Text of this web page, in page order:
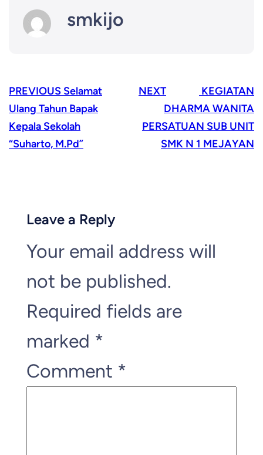
smkijo
PREVIOUS Selamat
Ulang Tahun Bapak
Kepala Sekolah
“Suharto, M.Pd”
NEXT
KEGIATAN
DHARMA WANITA
PERSATUAN SUB UNIT
SMK N 1 MEJAYAN
Leave a Reply
Your email address will
not be published.
Required fields are
marked *
Comment *